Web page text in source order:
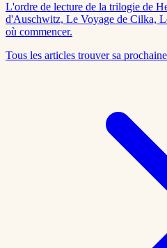
L'ordre de lecture de la trilogie de
d'Auschwitz, Le Voyage de Cilka,
où commencer.
Tous les articles trouver sa